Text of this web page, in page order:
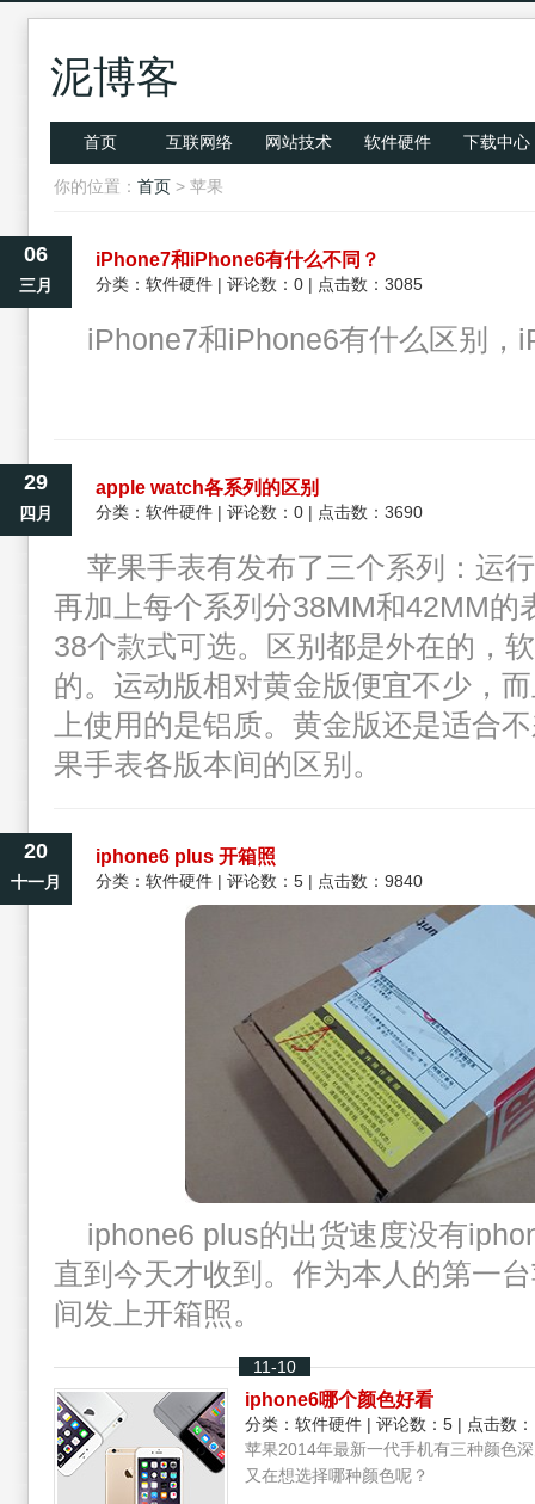
泥博客
首页 互联网络 网站技术 软件硬件 下载中心
你的位置： 首页 > 苹果
06
三月
iPhone7和iPhone6有什么不同？
分类： 软件硬件 | 评论数：0 | 点击数：3085
iPhone7和iPhone6有什么区别，
29
四月
apple watch各系列的区别
分类： 软件硬件 | 评论数：0 | 点击数：3690
苹果手表有发布了三个系列：运
再加上每个系列分38MM和42MM的
38个款式可选。区别都是外在的，
的。运动版相对黄金版便宜不少，
上使用的是铝质。黄金版还是适合
果手表各版本间的区别。
20
十一月
iphone6 plus 开箱照
分类： 软件硬件 | 评论数：5 | 点击数：9840
iphone6 plus的出货速度没有
直到今天才收到。作为本人的第一
间发上开箱照。
11-10
iphone6哪个颜色好看
分类： 软件硬件 | 评论数：5 | 点击数
苹果2014年最新一代手机有三种颜色
又在想选择哪种颜色呢？